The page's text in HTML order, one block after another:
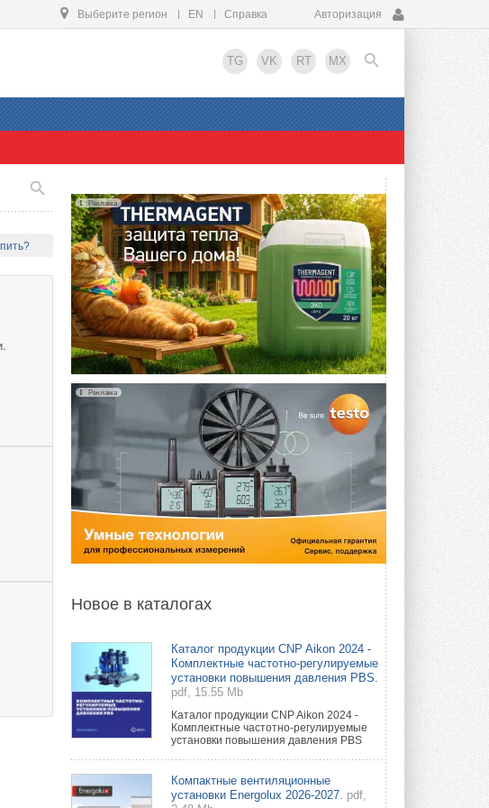
Выберите регион EN Справка Авторизация
TG VK RT MX
EN
Реклама
Реклама
Новое в каталогах
Каталог продукции CNP Aikon 2024 -
Комплектные частотно-регулируемые
установки повышения давления PBS.
pdf, 15.55 Mb
Каталог продукции CNP Aikon 2024 -
Комплектные частотно-регулируемые
установки повышения давления PBS
Компактные вентиляционные
установки Energolux 2026-2027. pdf,